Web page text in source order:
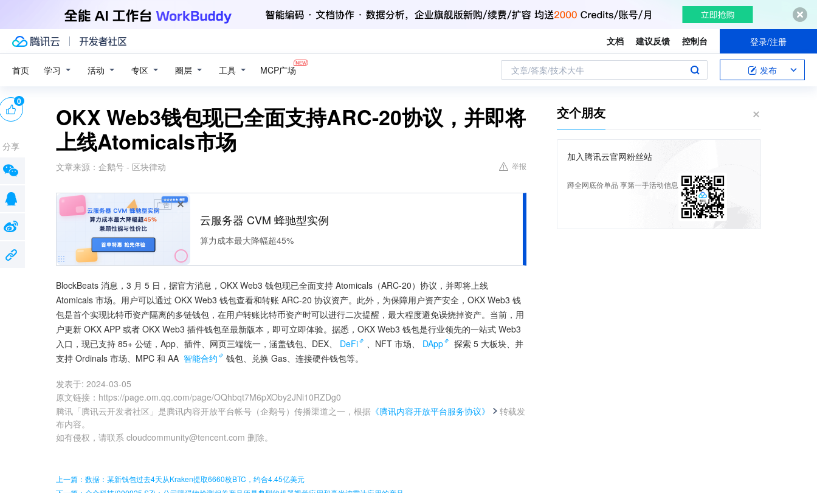
文档 建议反馈 控制台 登录/注册
首页 学习 活动 专区 圈层 工具 MCP广场 文章/答案/技术大牛 发布
OKX Web3钱包现已全面支持ARC-20协议，并即将
上线Atomicals市场
文章来源： 企鹅号 - 区块律动 举报
广告
云服务器 CVM 蜂驰型实例
算力成本最大降幅超45%
BlockBeats 消息，3 月 5 日，据官方消息，OKX Web3 钱包现已全面支持 Atomicals（ARC-20）协议，并即将上线
Atomicals 市场。用户可以通过 OKX Web3 钱包查看和转账 ARC-20 协议资产。此外，为保障用户资产安全，OKX Web3 钱
包是首个实现比特币资产隔离的多链钱包，在用户转账比特币资产时可以进行二次提醒，最大程度避免误烧掉资产。当前，用
户更新 OKX APP 或者 OKX Web3 插件钱包至最新版本，即可立即体验。据悉，OKX Web3 钱包是行业领先的一站式 Web3
入口，现已支持 85+ 公链，App、插件、网页三端统一，涵盖钱包、DEX、
DeFi 、NFT 市场、 DApp
探索 5 大板块、并
支持 Ordinals 市场、MPC 和 AA 智能合约 钱包、兑换 Gas、连接硬件钱包等。
发表于: 2024-03-05
原文链接 ： https://page.om.qq.com/page/OQhbqt7M6pXOby2JNi10RZDg0
腾讯「腾讯云开发者社区」是腾讯内容开放平台帐号（企鹅号）传播渠道之一，根据 《腾讯内容开放平台服务协议》
转载发
布内容。
如有侵权，请联系 cloudcommunity@tencent.com 删除。
0
分享
上一篇：数据：某新钱包过去4天从Kraken提取6660枚BTC，约合4.45亿美元
交个朋友
加入腾讯云官网粉丝站
蹲全网底价单品 享第一手活动信息